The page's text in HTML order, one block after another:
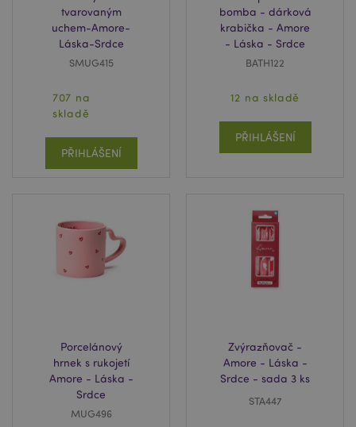
tvarovaným
uchem-Amore-
Láska-Srdce
SMUG415
707 na
skladě
PŘIHLÁŠENÍ
bomba - dárková
krabička - Amore
- Láska - Srdce
BATH122
12 na skladě
PŘIHLÁŠENÍ
Porcelánový
hrnek s rukojetí
Amore - Láska -
Srdce
MUG496
Zvýrazňovač -
Amore - Láska -
Srdce - sada 3 ks
STA447